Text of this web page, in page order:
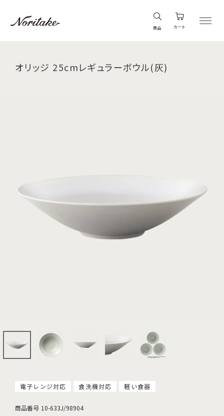
商品 カート
オリッジ 25cmレギュラーボウル(灰)
電子レンジ対応 食洗機対応 軽い食器
商品番号 10-633J/98904